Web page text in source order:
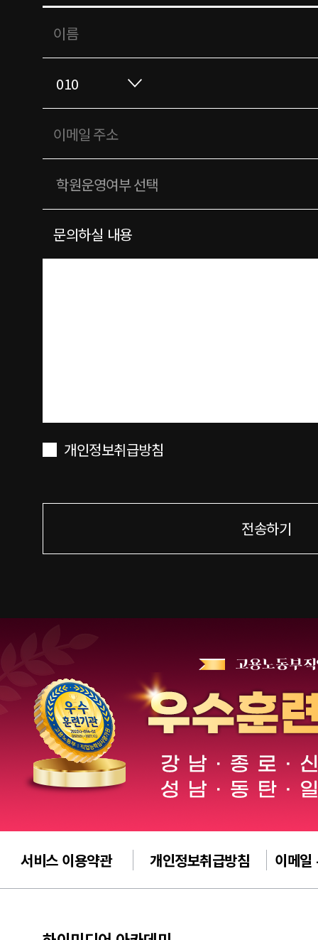
문의하실 내용
개인정보취급방침
전송하기
서비스 이용약관 개인정보취급방침 이메일